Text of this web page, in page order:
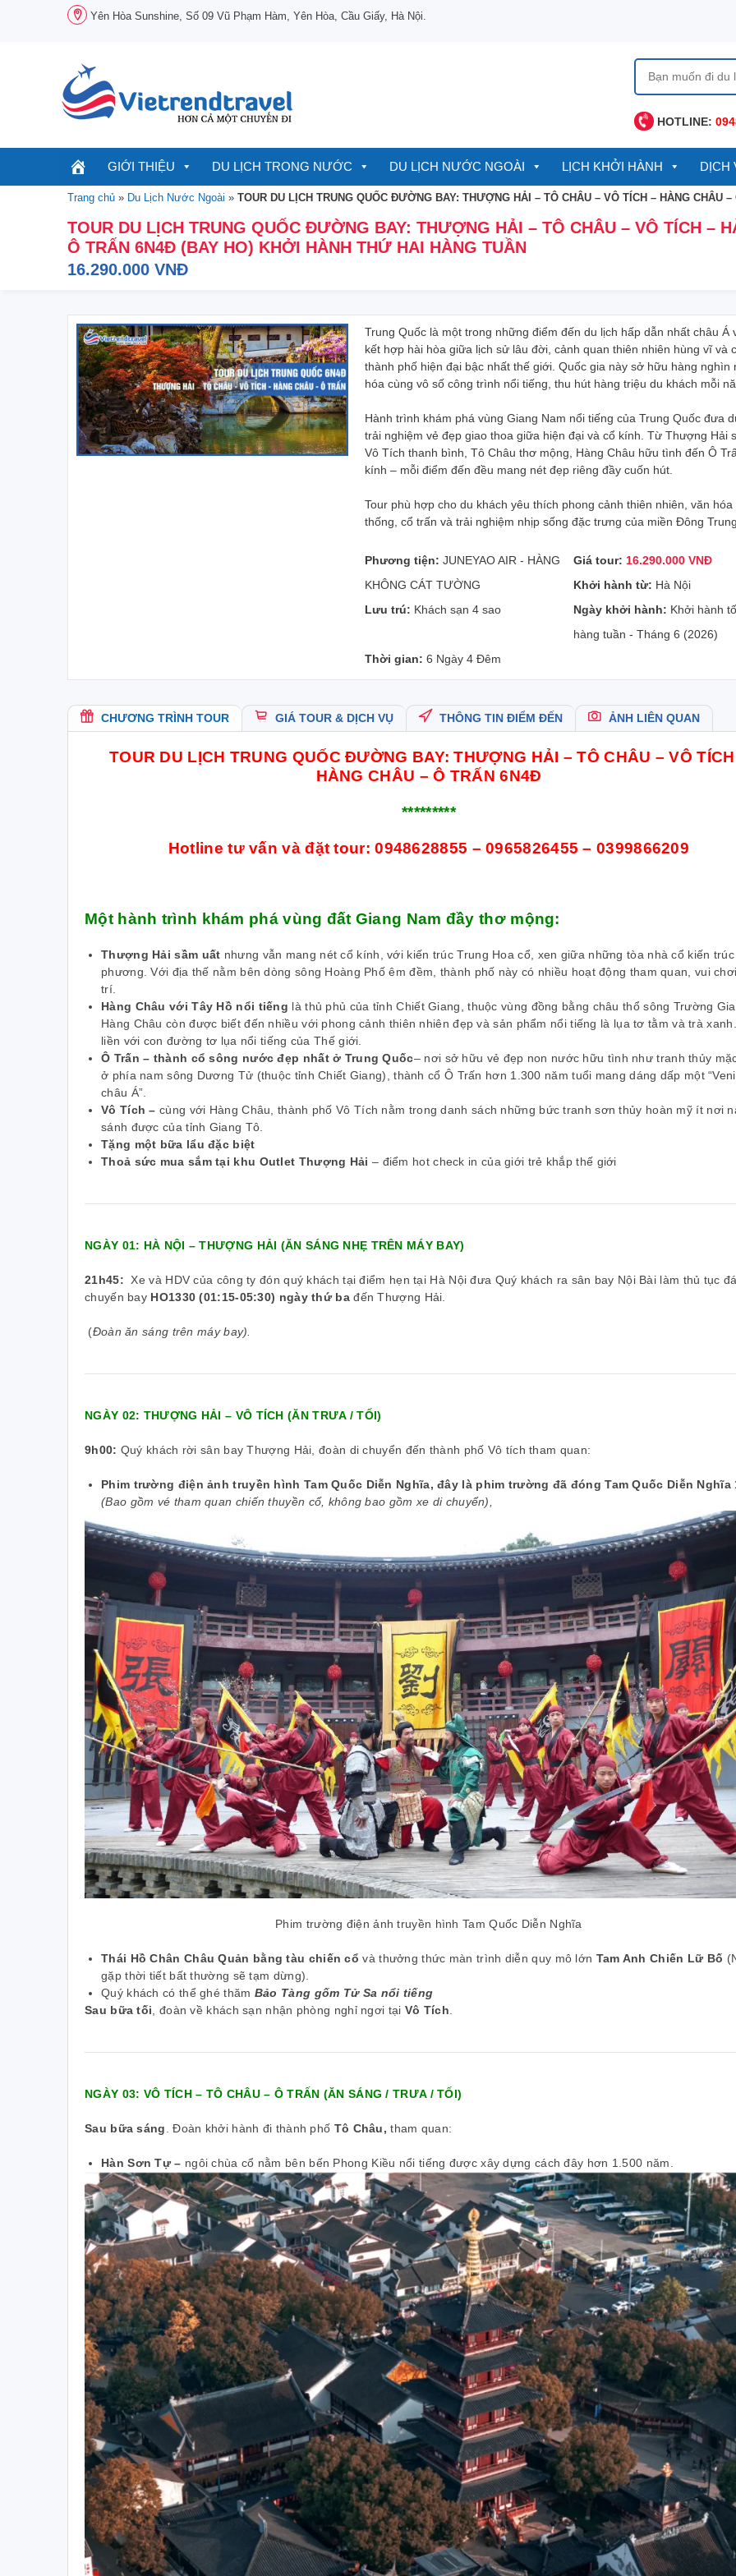
Yên Hòa Sunshine, Số 09 Vũ Phạm Hàm, Yên Hòa, Cầu Giấy, Hà Nội.
Tìm
kiếm
HOTLINE:
GIỚI THIỆU DU LỊCH TRONG NƯỚC DU LỊCH NƯỚC NGOÀI LỊCH KHỞI HÀNH DỊCH
Trang chủ » Du Lịch Nước Ngoài » TOUR DU LỊCH TRUNG QUỐC ĐƯỜNG BAY: THƯỢNG HẢI – TÔ CHÂU – VÔ TÍCH – HÀNG CHÂU
TOUR DU LỊCH TRUNG QUỐC ĐƯỜNG BAY: THƯỢNG HẢI – TÔ CHÂU – VÔ TÍCH –
Ô TRẤN 6N4Đ (BAY HO) KHỞI HÀNH THỨ HAI HÀNG TUẦN
16.290.000 VNĐ
Trung Quốc là một trong những điểm đến du lịch hấp dẫn nhất châu Á
kết hợp hài hòa giữa lịch sử lâu đời, cảnh quan thiên nhiên hùng vĩ và
thành phố hiện đại bậc nhất thế giới. Quốc gia này sở hữu hàng nghìn
hóa cùng vô số công trình nổi tiếng, thu hút hàng triệu du khách mỗi
Hành trình khám phá vùng Giang Nam nổi tiếng của Trung Quốc đưa
trải nghiệm vẻ đẹp giao thoa giữa hiện đại và cổ kính. Từ Thượng Hải
Vô Tích thanh bình, Tô Châu thơ mộng, Hàng Châu hữu tình đến Ô
kính – mỗi điểm đến đều mang nét đẹp riêng đầy cuốn hút.
Tour phù hợp cho du khách yêu thích phong cảnh thiên nhiên, văn hóa
thống, cổ trấn và trải nghiệm nhịp sống đặc trưng của miền Đông
Phương tiện:JUNEYAO AIR - HÀNG
KHÔNG CÁT TƯỜNG
Giá tour: 16.290.000 VNĐ
Khởi hành từ: Hà Nội
Lưu trú: Khách sạn 4 sao Ngày khởi hành: Khởi hành
hàng tuần - Tháng 6 (2026)
Thời gian:6 Ngày 4 Đêm
CHƯƠNG TRÌNH TOUR GIÁ TOUR & DỊCH VỤ THÔNG TIN ĐIỂM ĐẾN ẢNH LIÊN QUAN
TOUR DU LỊCH TRUNG QUỐC ĐƯỜNG BAY: THƯỢNG HẢI – TÔ CHÂU – VÔ
HÀNG CHÂU – Ô TRẤN 6N4Đ
*********
Hotline tư vấn và đặt tour:0948628855 – 0965826455 – 0399866209
Một hành trình khám phá vùng đất Giang Nam đầy thơ mộng:
Thượng Hải sầm uất nhưng vẫn mang nét cổ kính, với kiến trúc Trung Hoa cổ, xen giữa những tòa nhà cổ kiến
phương. Với địa thế nằm bên dòng sông Hoàng Phố êm đềm, thành phố này có nhiều hoạt động tham quan, vui
trí.
Hàng Châu với Tây Hồ nổi tiếng là thủ phủ của tỉnh Chiết Giang, thuộc vùng đồng bằng châu thổ sông Trường
Hàng Châu còn được biết đến nhiều với phong cảnh thiên nhiên đẹp và sản phẩm nổi tiếng là lụa tơ tằm và trà
liền với con đường tơ lụa nổi tiếng của Thế giới.
Ô Trấn – thành cổ sông nước đẹp nhất ở Trung Quốc– nơi sở hữu vẻ đẹp non nước hữu tình như tranh thủy
ở phía nam sông Dương Tử (thuộc tỉnh Chiết Giang), thành cổ Ô Trấn hơn 1.300 năm tuổi mang dáng dấp một
châu Á”.
Vô Tích – cùng với Hàng Châu, thành phố Vô Tích nằm trong danh sách những bức tranh sơn thủy hoàn mỹ ít nơi
sánh được của tỉnh Giang Tô
Tặng một bữa lẩu đặc biệt
Thoả sức mua sắm tại khu Outlet Thượng Hải – điểm hot check in của giới trẻ khắp thế giới
NGÀY 01: HÀ NỘI – THƯỢNG HẢI (ĂN SÁNG NHẸ TRÊN MÁY BAY)
21h45:
Xe và HDV của công ty đón quý khách tại điểm hẹn tại Hà Nội đưa Quý khách ra sân bay Nội Bài làm thủ tục
chuyến bay HO1330 (01:15-05:30) ngày thứ bađến Thượng Hải.
(Đoàn ăn sáng trên máy bay).
NGÀY 02: THƯỢNG HẢI – VÔ TÍCH (ĂN TRƯA / TỐI)
9h00: Quý khách rời sân bay Thượng Hải, đoàn di chuyển đến thành phố Vô tích tham quan:
Phim trường điện ảnh truyền hình Tam Quốc Diễn Nghĩa, đây là phim trường đã đóng Tam Quốc Diễn Nghĩa
(Bao gồm vé tham quan chiến thuyền cổ, không bao gồm xe di chuyển),
Phim trường điện ảnh truyền hình Tam Quốc Diễn Nghĩa
Thái Hồ Chân Châu Quản bằng tàu chiến cổ và thưởng thức màn trình diễn quy mô lớn Tam Anh Chiến Lữ Bố
gặp thời tiết bất thường sẽ tạm dừng).
Quý khách có thể ghé thăm Bảo Tàng gốm Tử Sa nổi tiếng
Sau bữa tối
đoàn về khách sạn nhận phòng nghỉ ngơi tại Vô Tích
NGÀY 03: VÔ TÍCH – TÔ CHÂU – Ô TRẤN (ĂN SÁNG / TRƯA / TỐI)
Sau bữa sáng .Đoàn khởi hành đi thành phố Tô Châu, tham quan:
Hàn Sơn Tự – ngôi chùa cổ nằm bên bến Phong Kiều nổi tiếng được xây dựng cách đây hơn 1.500 năm.
trước khi tôi đi công tác giao cho nhân
viên đặt vé máy bay, đặt phòng khách
lượng dịch vụ rất tốt, tôi thường xuyển
phải tổ chức sự kiện và đi lại cần một
đơn vị để hợp tác về dịch vụ du lịch. Là
người trực tiếp sử dụng dịch vụ của
Vietrend tôi đã chọn họ làm đối tác. Tính
đến nay Nam Dược và Vietrend đã hợp
tác được 3 năm về việc cung cấp tour
du lịch, chương trình sự kiện,… Cả hai
đang trên đà phát triển và tôi tin cả hai
doanh nghiệp sẽ còn phát triển nhiều
hơn thế nữa. Chúc Vietrend ngày càng
lớn mạnh, luôn là đối tác tin cậy của
Nam Dược và nhiều đối tác khác.
Mr. Châu – Tổng Giám đốc Nam Dược
Travel đã tổ chức một chương trình tour
rất hài lòng và chất lượng tốt. Cám ơn
người. Chị chăm sóc mọi người trong
đoàn như người thân của mình. Làm cho
cá nhân tôi và mọi người trong đoàn đều
có cảm giác ấm áp và an tâm, dù đang ở
một đất nước xa lạ. Khi đăng ký tour tôi
chỉ nghĩ đơn giản là du lịch và nghỉ ngơi.
Nhưng thực sự tôi lại nhận được rất
nhiều thứ kiến thức quý giá về văn hóa,
lịch sử và cuộc sống của người dân bản
xứ. Tất cả đều nhờ vào kiến thức vô
cùng phong phú của chị Hoàng Trang.
Hy vọng chúng tôi sẽ sớm được đồng
hành cùng công ty trong những tour du
lịch sau của gia đình và công ty chúng
tôi
Trân trọng!
Travel nhiều năm, qua
Lan… và hôm nay sau tour
Âu thì gia đình tôi đã rất
được một công ty du lịch
Gia đình tôi rất cảm ơn
cùng những HDV tận tâm,
khó, ngại khổ đã chiều lòng
chăm sóc mọi người trong
đáo.
Trân trọng,
Ms. Nguyễn Hải Yến – Du